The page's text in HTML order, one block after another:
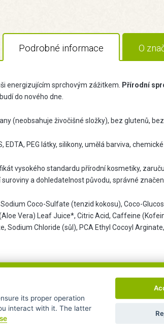
Podrobné informace O
energizujícím sprchovým zážitkem. Přírodní
do nového dne.
(neobsahuje živočišné složky), bez glutenů,
EDTA, PEG látky, silikony, umělá barviva,
vysokého standardu přírodní kosmetiky,
a dohledatelnost původu, správné
Coco-Sulfate (tenzid kokosu), Coco-
Vera) Leaf Juice*, Citric Acid, Caffeine
Sodium Chloride (sůl), PCA Ethyl Cocoyl
its proper operation
interact with it. The latter